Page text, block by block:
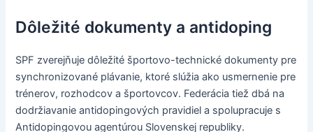
Dôležité dokumenty a antidoping
SPF zverejňuje dôležité športovo-technické dokumenty pre
synchronizované plávanie, ktoré slúžia ako usmernenie pre
trénerov, rozhodcov a športovcov. Federácia tiež dbá na
dodržiavanie antidopingových pravidiel a spolupracuje s
Antidopingovou agentúrou Slovenskej republiky.